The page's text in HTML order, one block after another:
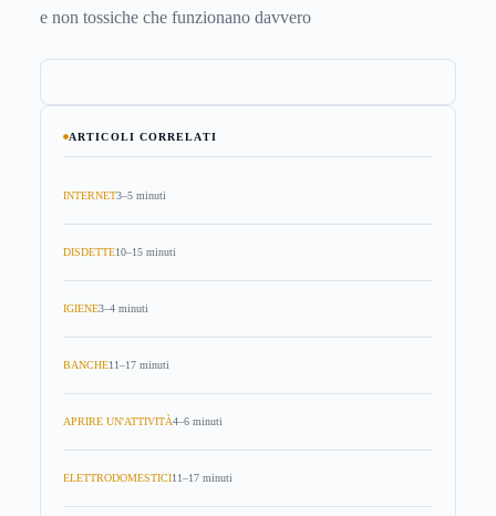
e non tossiche che funzionano davvero
ARTICOLI CORRELATI
INTERNET3–5 minuti
DISDETTE10–15 minuti
IGIENE3–4 minuti
BANCHE11–17 minuti
APRIRE UN'ATTIVITÀ4–6 minuti
ELETTRODOMESTICI11–17 minuti